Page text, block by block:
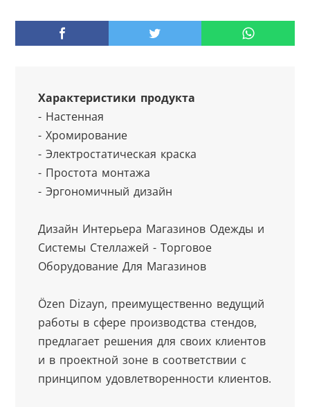
Характеристики продукта
- Настенная
- Хромирование
- Электростатическая краска
- Простота монтажа
- Эргономичный дизайн
Дизайн Интерьера Магазинов Одежды и
Системы Стеллажей - Торговое
Оборудование Для Магазинов
Özen Dizayn, преимущественно ведущий
работы в сфере производства стендов,
предлагает решения для своих клиентов
и в проектной зоне в соответствии с
принципом удовлетворенности клиентов.